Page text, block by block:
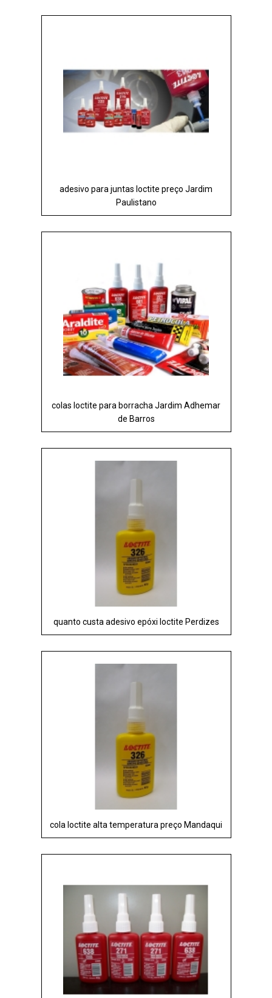
adesivo para juntas loctite preço Jardim
Paulistano
colas loctite para borracha Jardim Adhemar
de Barros
quanto custa adesivo epóxi loctite Perdizes
cola loctite alta temperatura preço Mandaqui